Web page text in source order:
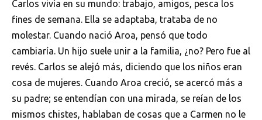
Carlos vivía en su mundo: trabajo, amigos, pesca los
fines de semana. Ella se adaptaba, trataba de no
molestar. Cuando nació Aroa, pensó que todo
cambiaría. Un hijo suele unir a la familia, ¿no? Pero fue al
revés. Carlos se alejó más, diciendo que los niños eran
cosa de mujeres. Cuando Aroa creció, se acercó más a
su padre; se entendían con una mirada, se reían de los
mismos chistes, hablaban de cosas que a Carmen no le